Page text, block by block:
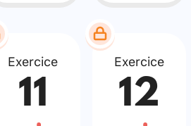
Exercice
11
Exercice
12